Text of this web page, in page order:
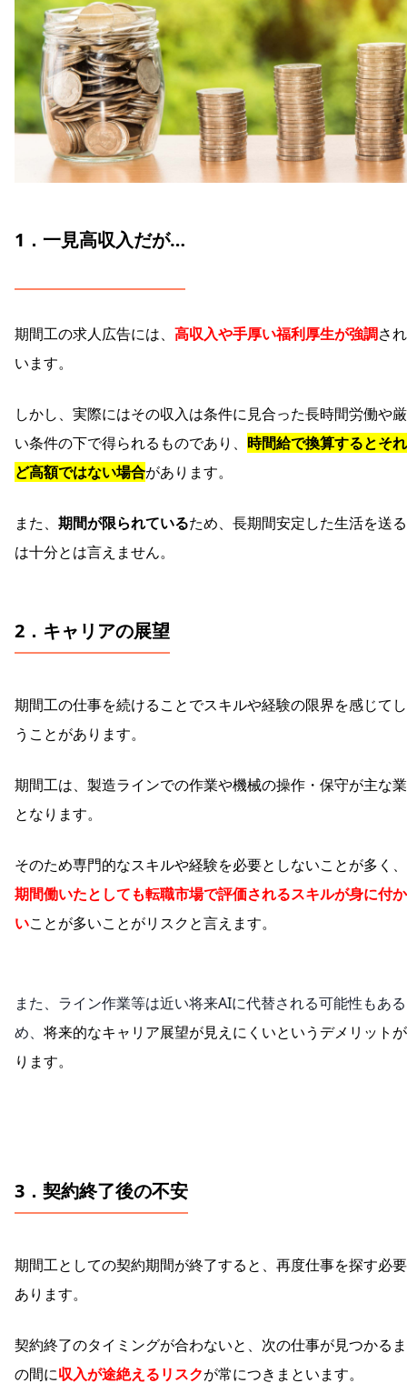
1．一見高収入だが…
期間工の求人広告には、 高収入や手厚い福利厚生が強調さ
います。
しかし、実際にはその収入は条件に見合った長時間労働や
い条件の下で得られるものであり、 時間給で換算するとそ
ど高額ではない場合があります。
また、 期間が限られているため、長期間安定した生活を送
は十分とは言えません。
2．キャリアの展望
期間工の仕事を続けることでスキルや経験の限界を感じて
うことがあります。
期間工は、製造ラインでの作業や機械の操作・保守が主な
となります。
そのため専門的なスキルや経験を必要としないことが多く、
期間働いたとしても転職市場で評価されるスキルが身に付
いことが多いことがリスクと言えます。
また、ライン作業等は近い将来AIに代替される可能性もあ
め、 将来的なキャリア展望が見えにくいというデメリット
ります。
3．契約終了後の不安
期間工としての契約期間が終了すると、再度仕事を探す必
あります。
契約終了のタイミングが合わないと、次の仕事が見つかる
の間に収入が途絶えるリスクが常につきまといます。